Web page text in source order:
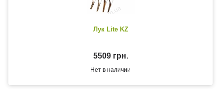
Лук Lite KZ
5509 грн.
Нет в наличии